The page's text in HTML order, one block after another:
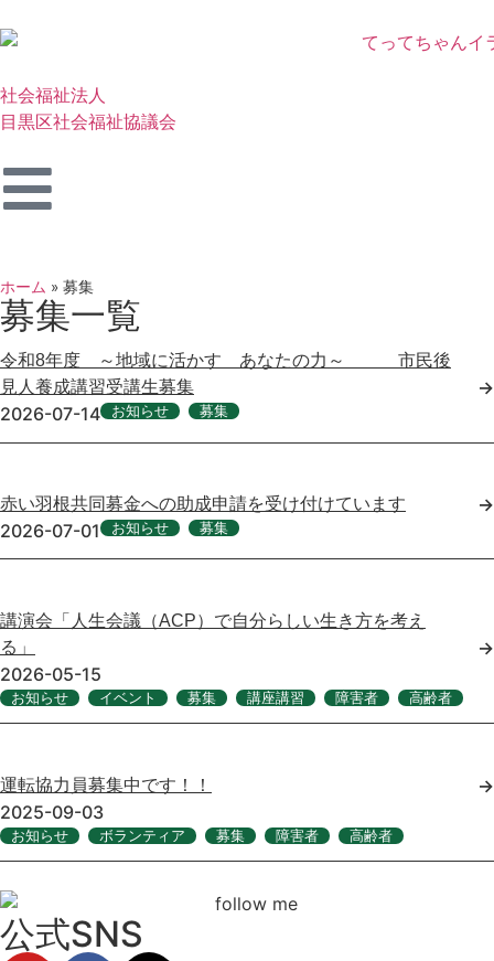
社会福祉法人
目黒区社会福祉協議会
ホーム » 募集
募集一覧
令和8年度 ～地域に活かす あなたの力～ 市民後
見人養成講習受講生募集
→
2026-07-14
お知らせ 募集
赤い羽根共同募金への助成申請を受け付けています
→
2026-07-01
お知らせ 募集
講演会「人生会議（ACP）で自分らしい生き方を考え
る」
→
2026-05-15
お知らせ イベント 募集 講座講習 障害者 高齢者
運転協力員募集中です！！
→
2025-09-03
お知らせ ボランティア 募集 障害者 高齢者
公式SNS